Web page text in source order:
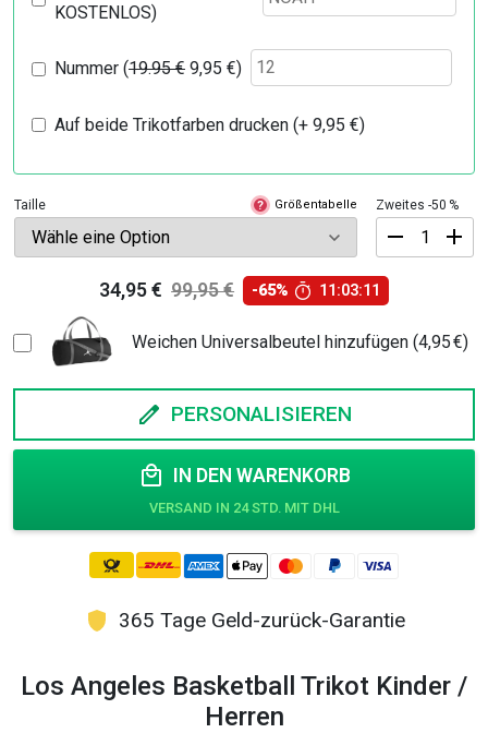
Taille ? Größentabelle Zweites -50 %
Angeles
Basketball
Kinder
Herren
KOSTENLOS)
Nummer (19.95 € 9,95 €)
Auf beide Trikotfarben drucken (+ 9,95 €)
Weichen Universalbeutel hinzufügen (4,95 €)
PERSONALISIEREN
99,95€
Ursprünglicher
Preis
99,95 €
34,95€
Aktueller
Preis
34,95 €.
-65% 11:03:10
IN DEN WARENKORB
365 Tage Geld-zurück-Garantie
Los Angeles Basketball Trikot Kinder /
Herren